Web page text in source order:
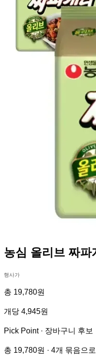
농심 올리브 짜파
행사가
총 19,780원
개당 4,945원
Pick Point · 장바구니 후보
총 19,780원 · 4개 묶음으